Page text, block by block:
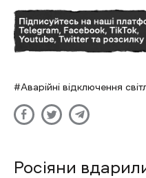
Аварійні відключення
Росіяни